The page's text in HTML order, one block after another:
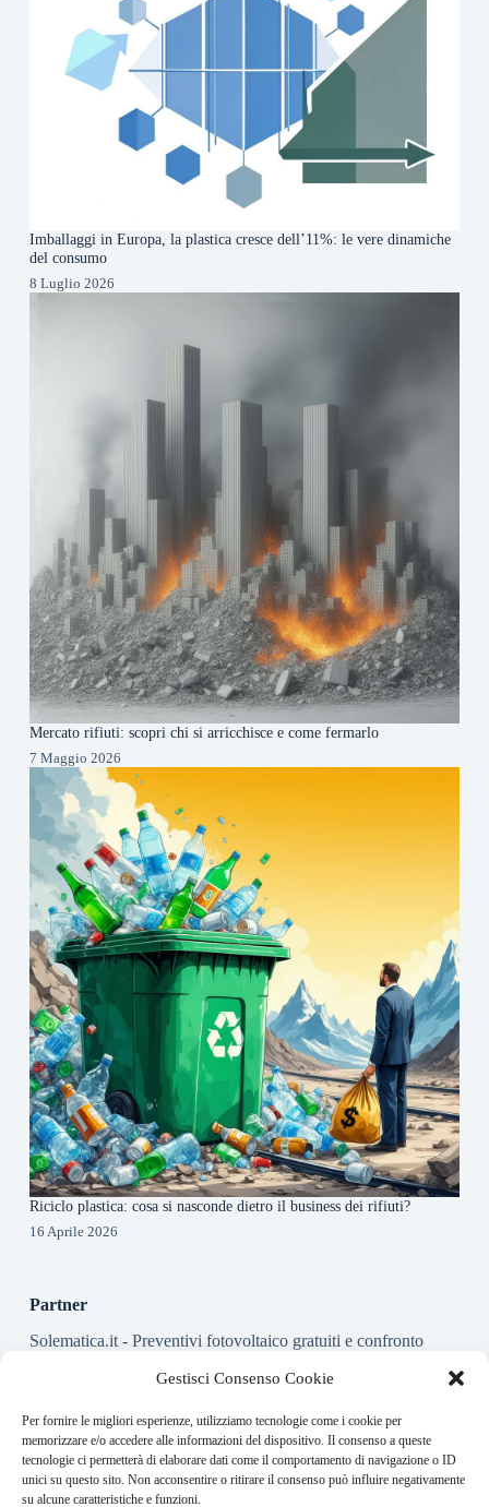
Gestisci Consenso Cookie
Per fornire le migliori esperienze, utilizziamo tecnologie come i cookie per
memorizzare e/o accedere alle informazioni del dispositivo. Il consenso a queste
tecnologie ci permetterà di elaborare dati come il comportamento di navigazione o ID
unici su questo sito. Non acconsentire o ritirare il consenso può influire negativamente
su alcune caratteristiche e funzioni.
Imballaggi in Europa, la plastica cresce dell’11%: le vere dinamiche
del consumo
8 Luglio 2026
Mercato rifiuti: scopri chi si arricchisce e come fermarlo
7 Maggio 2026
Riciclo plastica: cosa si nasconde dietro il business dei rifiuti?
16 Aprile 2026
Partner
Solematica.it- Preventivi fotovoltaico gratuiti e confronto
About this website
Energy-Bullet.it ogni giorno trova per te le notizie più rilevanti
in ambito finanziario.